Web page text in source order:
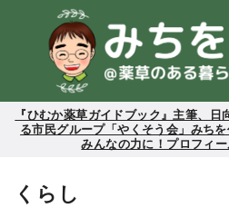
『ひむか薬草ガイドブック』主筆、
る市民グループ「やくそう会」みち
みんなの力に！プロフィ
くらし